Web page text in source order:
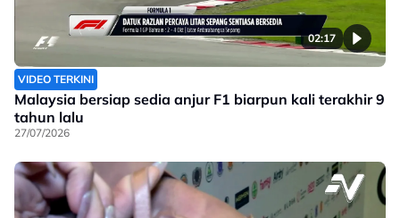
02:17
VIDEO TERKINI
Malaysia bersiap sedia anjur F1 biarpun kali terakhir 9
tahun lalu
27/07/2026